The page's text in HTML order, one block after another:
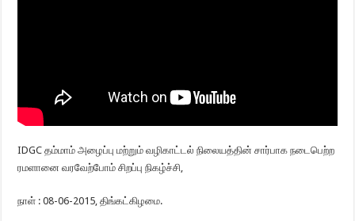
IDGC தம்மாம் அழைப்பு மற்றும் வழிகாட்டல் நிலையத்தின் சார்பாக நடைபெற்ற
ரமளானை வரவேற்போம் சிறப்பு நிகழ்ச்சி,
நாள் : 08-06-2015, திங்கட்கிழமை.